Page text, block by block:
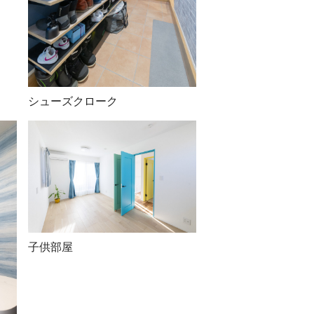
シューズクローク
子供部屋